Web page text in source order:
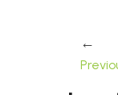
←